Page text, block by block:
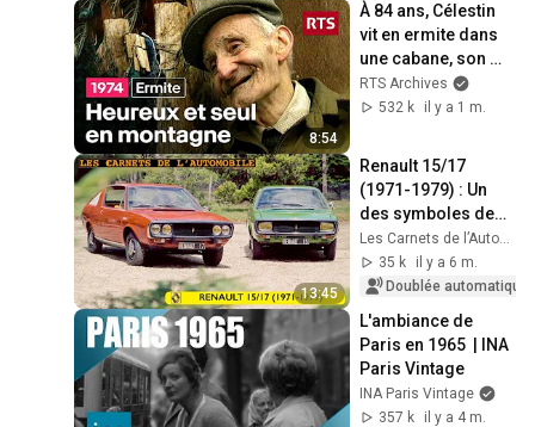
8:54
À 84 ans, Célestin
vit en ermite dans
une cabane, son
petit paradis
RTS Archives
532 k
il y a 1 m.
13:45
Renault 15/17
(1971-1979) : Un
des symboles des
années 70
Les Carnets de l’Automobile
35 k
il y a 6 m.
Doublée
L'ambiance de
Paris en 1965  | INA
Paris Vintage
INA Paris Vintage
357 k
il y a 4 m.